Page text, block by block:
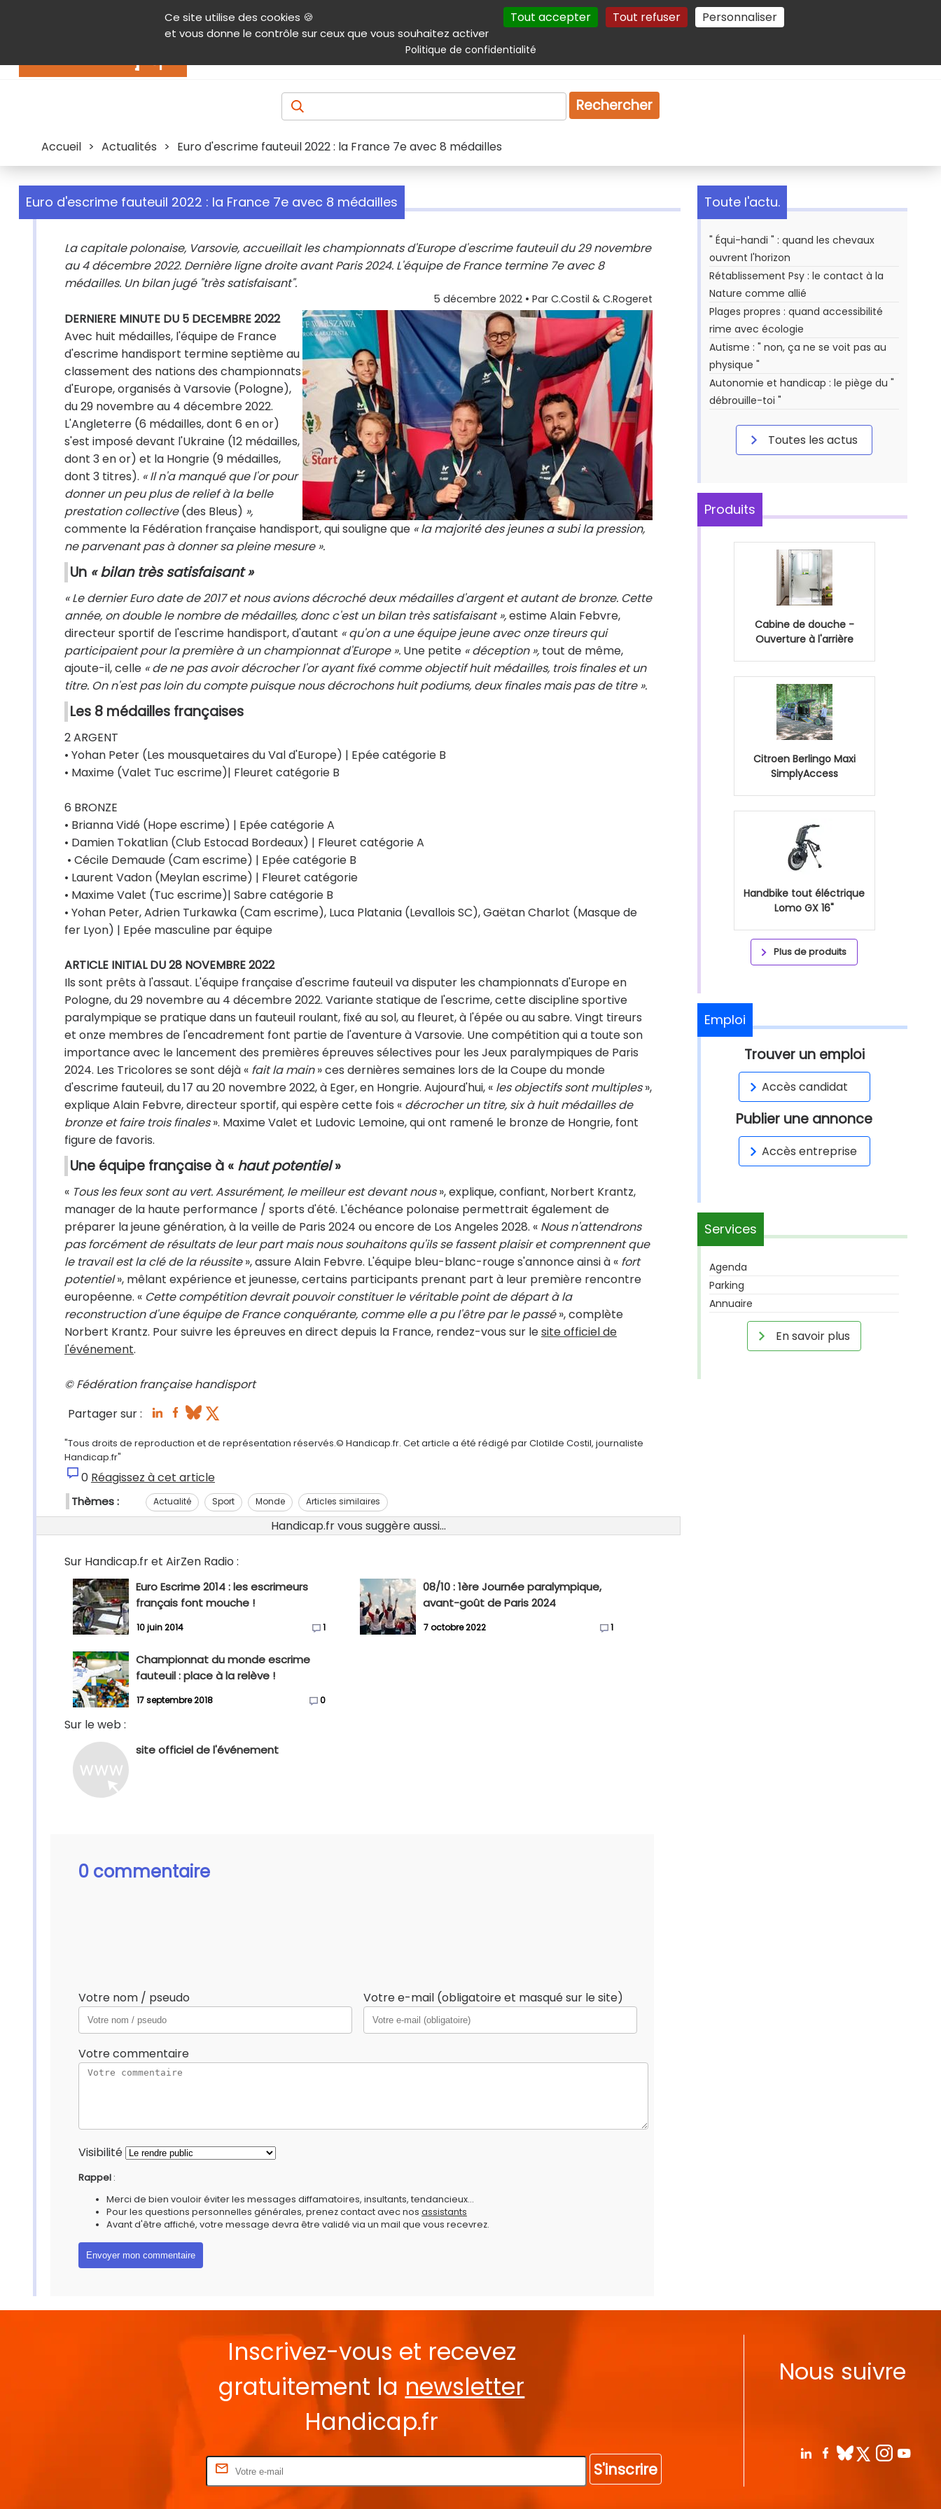
Ce site utilise des cookies 🍪
et vous donne le contrôle sur ceux que vous souhaitez activer
Tout accepter Tout refuser Personnaliser
Politique de confidentialité
Contenu Aide et accessibilité Menu principal Autres services Plan du site Gestion des cookies
Produits & services Emploi Droit
Rechercher
Accueil > Actualités > Euro d'escrime fauteuil 2022 : la France 7e avec 8 médailles
Euro d'escrime fauteuil 2022 : la France 7e avec 8 médailles
La capitale polonaise, Varsovie, accueillait les championnats d'Europe d'escrime fauteuil du 29 novembre
au 4 décembre 2022. Dernière ligne droite avant Paris 2024. L'équipe de France termine 7e avec 8
médailles. Un bilan jugé "très satisfaisant".
5 décembre 2022 • Par C.Costil & C.Rogeret
DERNIERE MINUTE DU 5 DECEMBRE 2022
Avec huit médailles, l'équipe de France
d'escrime handisport termine septième au
classement des nations des championnats
d'Europe, organisés à Varsovie (Pologne),
du 29 novembre au 4 décembre 2022.
L'Angleterre (6 médailles, dont 6 en or)
s'est imposé devant l'Ukraine (12 médailles,
dont 3 en or) et la Hongrie (9 médailles,
dont 3 titres). « Il n'a manqué que l'or pour
donner un peu plus de relief à la belle
prestation collective(des Bleus) »,
commente la Fédération française handisport, qui souligne que « la majorité des jeunes a subi la pression,
ne parvenant pas à donner sa pleine mesure ».
Un « bilan très satisfaisant »
« Le dernier Euro date de 2017 et nous avions décroché deux médailles d'argent et autant de bronze. Cette
année, on double le nombre de médailles, donc c'est un bilan très satisfaisant »,estime Alain Febvre,
directeur sportif de l'escrime handisport, d'autant « qu'on a une équipe jeune avec onze tireurs qui
participaient pour la première à un championnat d'Europe ». Une petite « déception », tout de même,
ajoute-il, celle « de ne pas avoir décrocher l'or ayant fixé comme objectif huit médailles, trois finales et un
titre. On n'est pas loin du compte puisque nous décrochons huit podiums, deux finales mais pas de titre ».
Les 8 médailles françaises
2 ARGENT
• Yohan Peter (Les mousquetaires du Val d'Europe) | Epée catégorie B
• Maxime (Valet Tuc escrime)| Fleuret catégorie B
6 BRONZE
• Brianna Vidé (Hope escrime) | Epée catégorie A
• Damien Tokatlian (Club Estocad Bordeaux) | Fleuret catégorie A
• Cécile Demaude (Cam escrime) | Epée catégorie B
• Laurent Vadon (Meylan escrime) | Fleuret catégorie
• Maxime Valet (Tuc escrime)| Sabre catégorie B
• Yohan Peter, Adrien Turkawka (Cam escrime), Luca Platania (Levallois SC), Gaëtan Charlot (Masque de
fer Lyon) | Epée masculine par équipe
ARTICLE INITIAL DU 28 NOVEMBRE 2022
Ils sont prêts à l'assaut. L'équipe française d'escrime fauteuil va disputer les championnats d'Europe en
Pologne, du 29 novembre au 4 décembre 2022. Variante statique de l'escrime, cette discipline sportive
paralympique se pratique dans un fauteuil roulant, fixé au sol, au fleuret, à l'épée ou au sabre. Vingt tireurs
et onze membres de l'encadrement font partie de l'aventure à Varsovie. Une compétition qui a toute son
importance avec le lancement des premières épreuves sélectives pour les Jeux paralympiques de Paris
2024. Les Tricolores se sont déjà « fait la main» ces dernières semaines lors de la Coupe du monde
d'escrime fauteuil, du 17 au 20 novembre 2022, à Eger, en Hongrie. Aujourd'hui, « les objectifs sont multiples»,
explique Alain Febvre, directeur sportif, qui espère cette fois « décrocher un titre, six à huit médailles de
bronze et faire trois finales». Maxime Valet et Ludovic Lemoine, qui ont ramené le bronze de Hongrie, font
figure de favoris.
Une équipe française à « haut potentiel»
« Tous les feux sont au vert. Assurément, le meilleur est devant nous», explique, confiant, Norbert Krantz,
manager de la haute performance / sports d'été. L'échéance polonaise permettrait également de
préparer la jeune génération, à la veille de Paris 2024 ou encore de Los Angeles 2028. « Nous n'attendrons
pas forcément de résultats de leur part mais nous souhaitons qu'ils se fassent plaisir et comprennent que
le travail est la clé de la réussite», assure Alain Febvre. L'équipe bleu-blanc-rouge s'annonce ainsi à « fort
potentiel», mêlant expérience et jeunesse, certains participants prenant part à leur première rencontre
européenne. « Cette compétition devrait pouvoir constituer le véritable point de départ à la
reconstruction d'une équipe de France conquérante, comme elle a pu l'être par le passé», complète
Norbert Krantz. Pour suivre les épreuves en direct depuis la France, rendez-vous sur lesite officiel de
l'événement.
© Fédération française handisport
Partager sur :
"Tous droits de reproduction et de représentation réservés.© Handicap.fr. Cet article a été rédigé par Clotilde Costil, journaliste
Handicap.fr"
0 Réagissez à cet article
Thèmes : Actualité Sport Monde Articles similaires
Handicap.fr vous suggère aussi...
Sur Handicap.fr et AirZen Radio :
Euro Escrime 2014 : les escrimeurs
français font mouche !
10 juin 2014 1
08/10 : 1ère Journée paralympique,
avant-goût de Paris 2024
7 octobre 2022 1
Championnat du monde escrime
fauteuil : place à la relève !
17 septembre 2018 0
Sur le web :
site officiel de l'événement
0 commentaire
Votre nom / pseudo Votre e-mail (obligatoire et masqué sur le site)
Votre commentaire
Visibilité
Rappel :
Merci de bien vouloir éviter les messages diffamatoires, insultants, tendancieux...
Pour les questions personnelles générales, prenez contact avec nos assistants
Avant d'être affiché, votre message devra être validé via un mail que vous recevrez.
Toute l'actu.
" Équi-handi " : quand les chevaux
ouvrent l'horizon
Rétablissement Psy : le contact à la
Nature comme allié
Plages propres : quand accessibilité
rime avec écologie
Autisme : " non, ça ne se voit pas au
physique "
Autonomie et handicap : le piège du "
débrouille-toi "
Toutes les actus
Produits
Cabine de douche -
Ouverture à l'arrière
Citroen Berlingo Maxi
SimplyAccess
Handbike tout éléctrique
Lomo GX 16"
Plus de produits
Emploi
Trouver un emploi
Accès candidat
Publier une annonce
Accès entreprise
Services
Agenda
Parking
Annuaire
En savoir plus
Inscrivez-vous et recevez
gratuitement la newsletter
Handicap.fr
S'inscrire
Nous suivre